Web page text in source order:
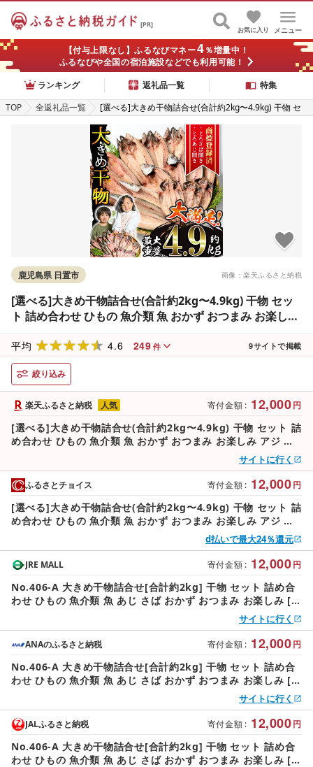
[PR]
メニュー
お気に入り
【付与上限なし】ふるなびマネー4％増量中！
ふるなびや全国の宿泊施設などでも利用可能！
ランキング
返礼品一覧
特集
TOP
全返礼品一覧
[選べる]大きめ干物詰合せ(合計約2kg〜4.9kg) 干物 セ
ット 詰め合わせ ひもの 魚介類 魚 おかず おつまみ お楽
しみ アジ サバ とび魚 かます ほっけ 2kg 3.6kg 4.9kg
[みのだ食品]
画像：楽天ふるさと納税
鹿児島県 日置市
[選べる]大きめ干物詰合せ(合計約2kg〜4.9kg) 干物 セッ
ト 詰め合わせ ひもの 魚介類 魚 おかず おつまみ お楽しみ
食品]
平均 4.6 249 件 9サイトで掲載
絞り込み
寄付金額 : 12,000円
楽天ふるさと納税
[選べる]大きめ干物詰合せ(合計約2kg〜4.9kg) 干物 セット 詰
め合わせ ひもの 魚介類 魚 おかず おつまみ お楽しみ アジ サ
バ とび魚 かます ほっけ 2kg 3.6kg 4.9kg[みのだ食品]
人気
サイトに行く
寄付金額 : 12,000円
ふるさとチョイス
[選べる]大きめ干物詰合せ(合計約2kg〜4.9kg) 干物 セット 詰
め合わせ ひもの 魚介類 魚 おかず おつまみ お楽しみ アジ サ
バ とび魚 かます ほっけ 2kg 3.6kg 4.9kg[みのだ食品]
d払いで最大24％還元
寄付金額 : 12,000円
JRE MALL
No.406-A 大きめ干物詰合せ[合計約2kg] 干物 セット 詰め合
わせ ひもの 魚介類 魚 あじ さば おかず おつまみ お楽しみ [み
サイトに行く
寄付金額 : 12,000円
ANAのふるさと納税
No.406-A 大きめ干物詰合せ[合計約2kg] 干物 セット 詰め合
わせ ひもの 魚介類 魚 あじ さば おかず おつまみ お楽しみ [み
サイトに行く
寄付金額 : 12,000円
JALふるさと納税
No.406-A 大きめ干物詰合せ[合計約2kg] 干物 セット 詰め合
わせ ひもの 魚介類 魚 あじ さば おかず おつまみ お楽しみ [み